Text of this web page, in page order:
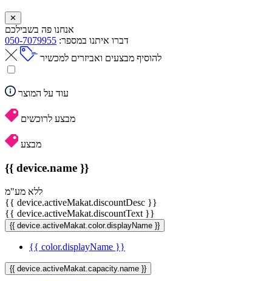
✕
אנחנו פה בשבילכם
דברו איתנו במספר: 050-7079955
להוסיף מבצעים ואביזרים למכשיר
עוד על המוצר
מבצע לרוכשים
מבצע
{{ device.name }}
ללא מע"מ
{{ device.activeMakat.discountDesc }}
{{ device.activeMakat.discountText }}
{{ device.activeMakat.color.displayName }}
{{ color.displayName }}
{{ device.activeMakat.capacity.name }}